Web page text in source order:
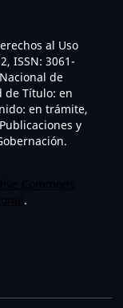
al Uso
ISSN: 3061-
de
de Título: en
en trámite,
y
.